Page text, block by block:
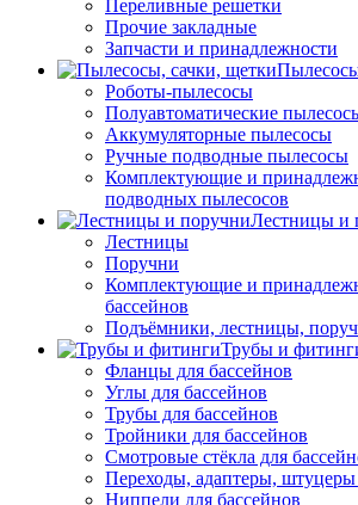
Переливные решетки
Прочие закладные
Запчасти и принадлежности
Роботы-пылесосы
Полуавтоматические
Аккумуляторные пылесосы
Ручные подводные пылесосы
Комплектующие и
подводных пылесосов
Лестницы и
Лестницы
Поручни
Комплектующие и
бассейнов
Подъёмники, лестницы,
Трубы и
Фланцы для бассейнов
Углы для бассейнов
Трубы для бассейнов
Тройники для бассейнов
Смотровые стёкла для
Переходы, адаптеры, штуцеры
Ниппели для бассейнов